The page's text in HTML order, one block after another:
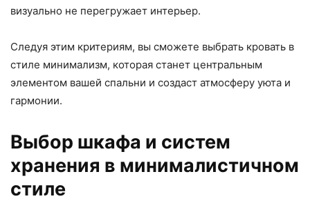
визуально не перегружает интерьер.
Следуя этим критериям, вы сможете выбрать кровать в
стиле минимализм, которая станет центральным
элементом вашей спальни и создаст атмосферу уюта и
гармонии.
Выбор шкафа и систем
хранения в минималистичном
стиле